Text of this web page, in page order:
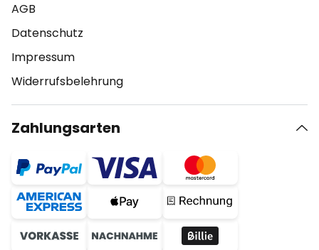
AGB
Datenschutz
Impressum
Widerrufsbelehrung
Zahlungsarten